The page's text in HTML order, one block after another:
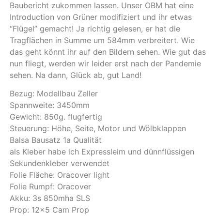
Baubericht zukommen lassen. Unser OBM hat eine
Introduction von Grüner modifiziert und ihr etwas
“Flügel” gemacht! Ja richtig gelesen, er hat die
Tragflächen in Summe um 584mm verbreitert. Wie
das geht könnt ihr auf den Bildern sehen. Wie gut das
nun fliegt, werden wir leider erst nach der Pandemie
sehen. Na dann, Glück ab, gut Land!
Bezug: Modellbau Zeller
Spannweite: 3450mm
Gewicht: 850g. flugfertig
Steuerung: Höhe, Seite, Motor und Wölbklappen
Balsa Bausatz 1a Qualität
als Kleber habe ich Expressleim und dünnflüssigen
Sekundenkleber verwendet
Folie Fläche: Oracover light
Folie Rumpf: Oracover
Akku: 3s 850mha SLS
Prop: 12×5 Cam Prop